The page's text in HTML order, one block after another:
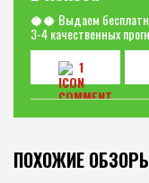
🥥🥥 Выдаем
3-4 качественных
1
ПОХОЖИЕ